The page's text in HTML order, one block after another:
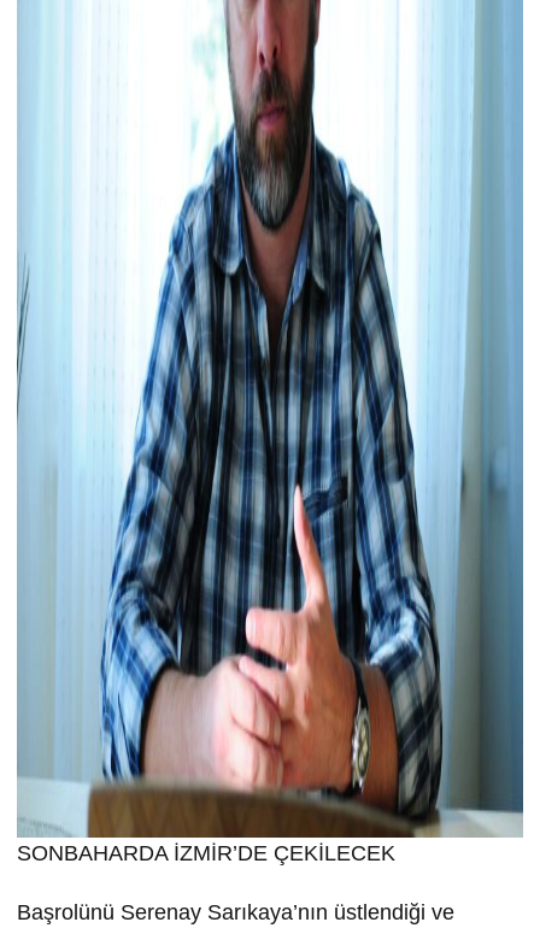
SONBAHARDA İZMİR’DE ÇEKİLECEK
Başrolünü Serenay Sarıkaya’nın üstlendiği ve